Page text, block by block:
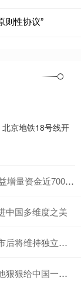
则性协议”
京地铁18号线开
将由24年18.2%提升至21.4%
中国多维度之美
维持独立运作
乌关系翻天覆地！